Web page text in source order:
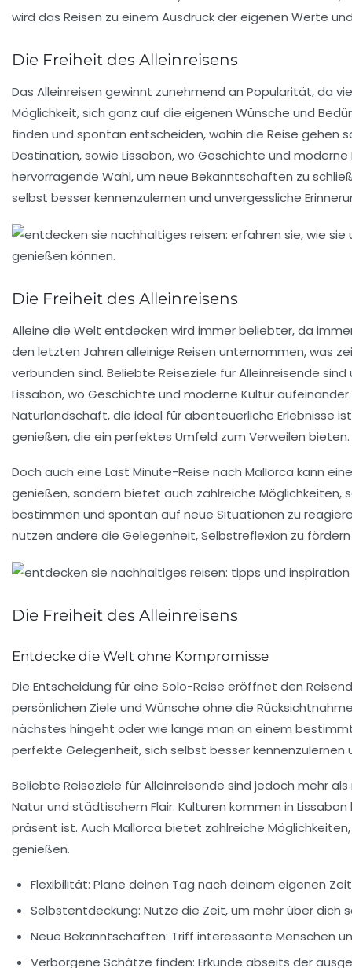
wird das Reisen zu einem Ausdruck der eigenen Werte
Die Freiheit des Alleinreisens
Das Alleinreisen gewinnt zunehmend an Popularität, da
Möglichkeit, sich ganz auf die eigenen Wünsche und
finden und spontan entscheiden, wohin die Reise gehen
Destination, sowie Lissabon, wo Geschichte und
hervorragende Wahl, um neue Bekanntschaften zu
selbst besser kennenzulernen und unvergessliche
Die Freiheit des Alleinreisens
Alleine die Welt entdecken wird immer beliebter, da
den letzten Jahren alleinige Reisen unternommen, was
verbunden sind. Beliebte Reiseziele fürAlleinreisende sind
Lissabon, wo Geschichte und moderne Kultur
Naturlandschaft, die ideal für abenteuerliche Erlebnisse
genießen, die ein perfektes Umfeld zum Verweilen bieten.
Doch auch eine Last Minute-Reise nach Mallorca kann
genießen, sondern bietet auch zahlreiche Möglichkeiten,
bestimmen und spontan auf neue Situationen zu
nutzen andere die Gelegenheit,Selbstreflexion zu
Die Freiheit des Alleinreisens
Entdecke die Welt ohne Kompromisse
Die Entscheidung für eine Solo-Reise eröffnet den
persönlichen Ziele und Wünsche ohne die
nächstes hingeht oder wie lange man an einem
perfekte Gelegenheit, sich selbst besser kennenzulernen
Beliebte Reiseziele für Alleinreisende sind jedoch mehr
Natur und städtischem Flair. Kulturen kommen in Lissabon
präsent ist. Auch Mallorca bietet zahlreiche
genießen.
Flexibilität: Plane deinen Tag nach deinem eigenen
Selbstentdeckung: Nutze die Zeit, um mehr über dich
Neue Bekanntschaften: Triff interessante Menschen
Verborgene Schätze finden: Erkunde abseits der